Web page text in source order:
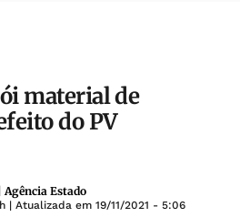
material de
do PV
Estado
| Atualizada em 19/11/2021 - 5:06